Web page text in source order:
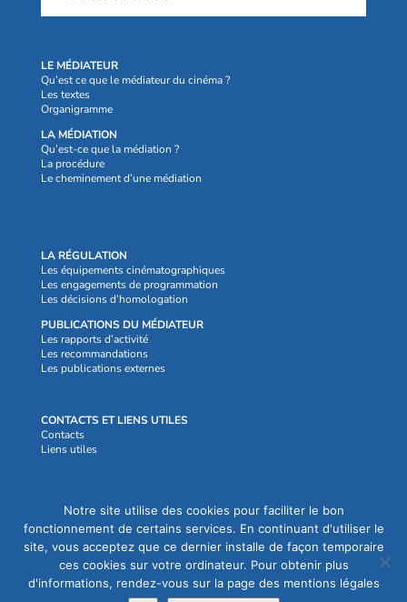
LE MÉDIATEUR
Qu’est ce que le médiateur du cinéma ?
Les textes
Organigramme
LA MÉDIATION
Qu’est-ce que la médiation ?
La procédure
Le cheminement d’une médiation
LA RÉGULATION
Les équipements cinématographiques
Les engagements de programmation
Les décisions d’homologation
PUBLICATIONS DU MÉDIATEUR
Les rapports d’activité
Les recommandations
Les publications externes
CONTACTS ET LIENS UTILES
Contacts
Liens utiles
Notre site utilise des cookies pour faciliter le bon
fonctionnement de certains services. En continuant d'utiliser le
site, vous acceptez que ce dernier installe de façon temporaire
ces cookies sur votre ordinateur. Pour obtenir plus
d'informations, rendez-vous sur la page des mentions légales